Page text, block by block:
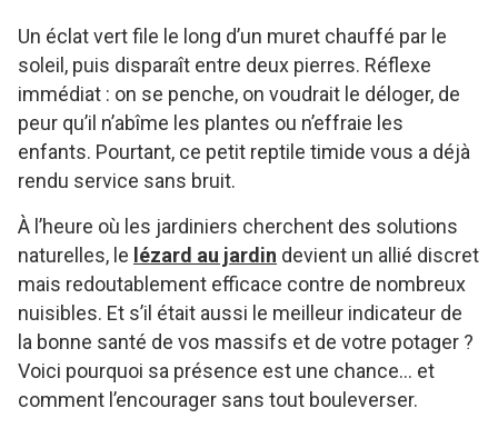
Un éclat vert file le long d’un muret chauffé par le
soleil, puis disparaît entre deux pierres. Réflexe
immédiat : on se penche, on voudrait le déloger, de
peur qu’il n’abîme les plantes ou n’effraie les
enfants. Pourtant, ce petit reptile timide vous a déjà
rendu service sans bruit.
À l’heure où les jardiniers cherchent des solutions
naturelles, le lézard au jardin devient un allié discret
mais redoutablement efficace contre de nombreux
nuisibles. Et s’il était aussi le meilleur indicateur de
la bonne santé de vos massifs et de votre potager ?
Voici pourquoi sa présence est une chance… et
comment l’encourager sans tout bouleverser.